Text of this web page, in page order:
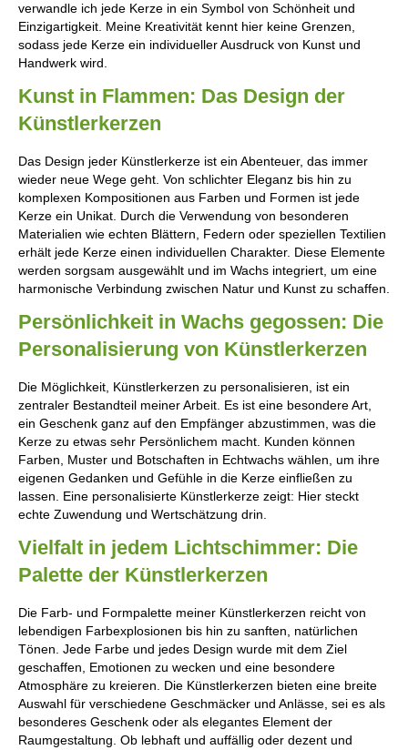
verwandle ich jede Kerze in ein Symbol von Schönheit und
Einzigartigkeit. Meine Kreativität kennt hier keine Grenzen,
sodass jede Kerze ein individueller Ausdruck von Kunst und
Handwerk wird.
Kunst in Flammen: Das Design der
Künstlerkerzen
Das Design jeder Künstlerkerze ist ein Abenteuer, das immer
wieder neue Wege geht. Von schlichter Eleganz bis hin zu
komplexen Kompositionen aus Farben und Formen ist jede
Kerze ein Unikat. Durch die Verwendung von besonderen
Materialien wie echten Blättern, Federn oder speziellen Textilien
erhält jede Kerze einen individuellen Charakter. Diese Elemente
werden sorgsam ausgewählt und im Wachs integriert, um eine
harmonische Verbindung zwischen Natur und Kunst zu schaffen.
Persönlichkeit in Wachs gegossen: Die
Personalisierung von Künstlerkerzen
Die Möglichkeit, Künstlerkerzen zu personalisieren, ist ein
zentraler Bestandteil meiner Arbeit. Es ist eine besondere Art,
ein Geschenk ganz auf den Empfänger abzustimmen, was die
Kerze zu etwas sehr Persönlichem macht. Kunden können
Farben, Muster und Botschaften in Echtwachs wählen, um ihre
eigenen Gedanken und Gefühle in die Kerze einfließen zu
lassen. Eine personalisierte Künstlerkerze zeigt: Hier steckt
echte Zuwendung und Wertschätzung drin.
Vielfalt in jedem Lichtschimmer: Die
Palette der Künstlerkerzen
Die Farb- und Formpalette meiner Künstlerkerzen reicht von
lebendigen Farbexplosionen bis hin zu sanften, natürlichen
Tönen. Jede Farbe und jedes Design wurde mit dem Ziel
geschaffen, Emotionen zu wecken und eine besondere
Atmosphäre zu kreieren. Die Künstlerkerzen bieten eine breite
Auswahl für verschiedene Geschmäcker und Anlässe, sei es als
besonderes Geschenk oder als elegantes Element der
Raumgestaltung. Ob lebhaft und auffällig oder dezent und